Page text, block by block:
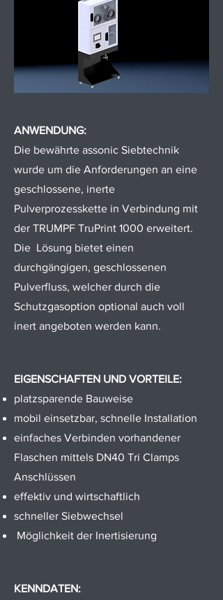
ANWENDUNG:
Die bewährte assonic Siebtechnik
wurde um die Anforderungen an eine
geschlossene, inerte
Pulverprozesskette in Verbindung mit
der TRUMPF TruPrint 1000 erweitert.
Die Lösung bietet einen
durchgängigen, geschlossenen
Pulverfluss, welcher durch die
Schutzgasoption optional auch voll
inert angeboten werden kann.
EIGENSCHAFTEN UND VORTEILE:
platzsparende Bauweise
mobil einsetzbar, schnelle Installation
einfaches Verbinden vorhandener
Flaschen mittels DN40 Tri Clamps
Anschlüssen
effektiv und wirtschaftlich
schneller Siebwechsel
Möglichkeit der Inertisierung
KENNDATEN: